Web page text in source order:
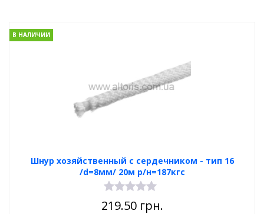
Шнур хозяйственный с сердечником - тип 16
/d=8мм/ 20м р/н=187кгс
В НАЛИЧИИ
219.50грн.